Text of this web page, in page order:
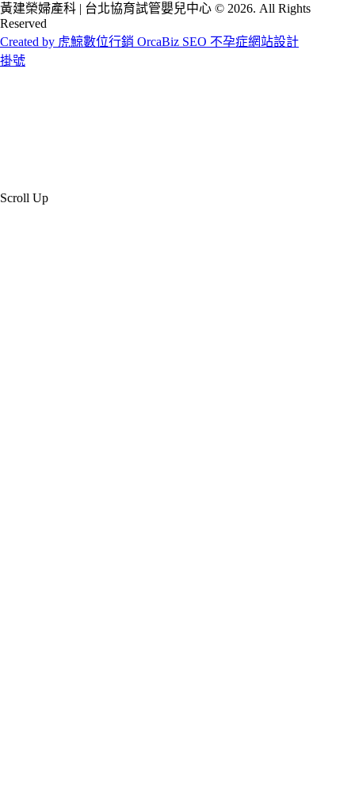
黃建榮婦產科 | 台北協育試管嬰兒中心 © 2026. All Rights
Reserved
Created by 虎鯨數位行銷 OrcaBiz SEO 不孕症網站設計
掛號
Scroll Up